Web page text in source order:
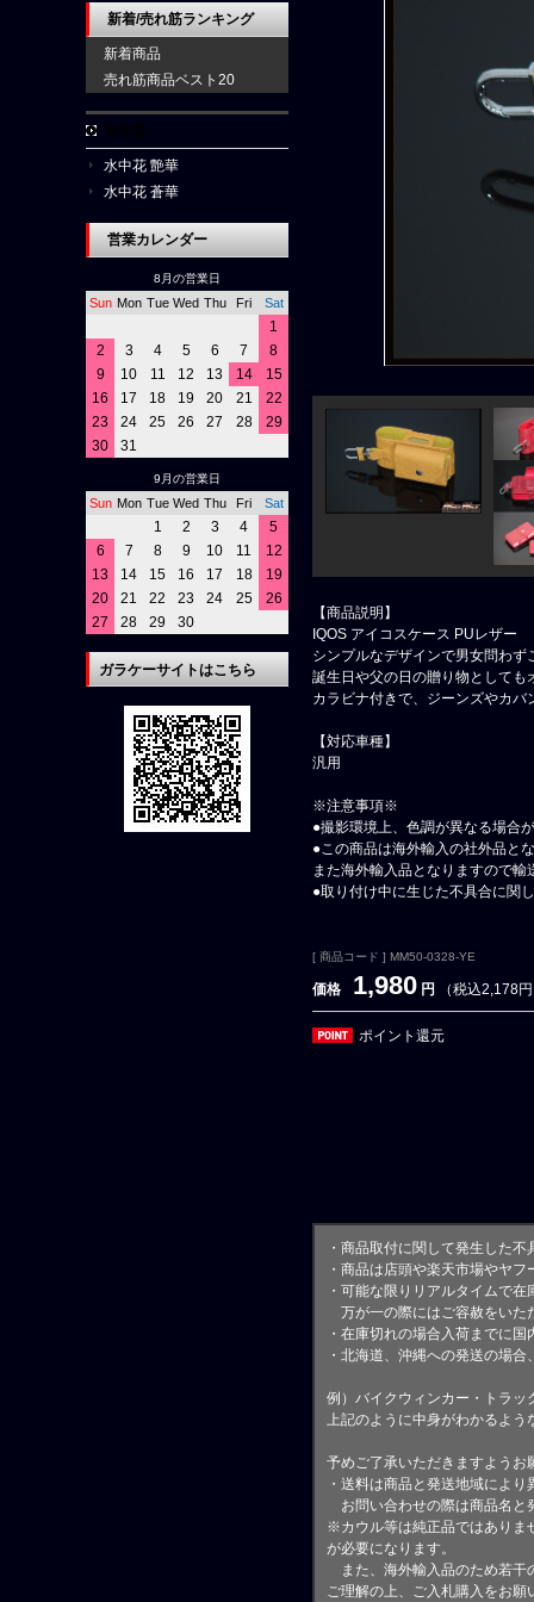
【商品説明】
IQOS アイコスケース PUレザー
シンプルなデザインで男女問わず
誕生日や父の日の贈り物としても
カラビナ付きで、ジーンズやカバ
【対応車種】
汎用
※注意事項※
●撮影環境上、色調が異なる場合
●この商品は海外輸入の社外品と
また海外輸入品となりますので
●取り付け中に生じた不具合に関
[ 商品コード ] MM50-0328-YE
価格 1,980 円 （税込2,178
ポイント還元
・商品取付に関して発生した
・商品は店頭や楽天市場やヤ
・可能な限りリアルタイムで
万が一の際にはご容赦をいた
・在庫切れの場合入荷までに
・北海道、沖縄への発送の場
例）バイクウィンカー・トラッ
上記のように中身がわかるよ
予めご了承いただきますようお
・送料は商品と発送地域により
お問い合わせの際は商品名と
※カウル等は純正品ではありま
が必要になります。
また、海外輸入品のため若干
ご理解の上、ご入札購入をお願
新着/売れ筋ランキング
新着商品
売れ筋商品ベスト20
水中花 艶華
水中花 蒼華
営業カレンダー
8月の営業日
Sun Mon Tue Wed Thu Fri Sat
1
2
3 4 5 6 7
8
9
10 11 12 13 14
15
16
17 18 19 20 21
22
23
24 25 26 27 28
29
30
31
9月の営業日
Sun Mon Tue Wed Thu Fri Sat
1 2 3 4
5
6
7 8 9 10 11
12
13
14 15 16 17 18
19
20
21 22 23 24 25
26
27
28 29 30
ガラケーサイトはこちら